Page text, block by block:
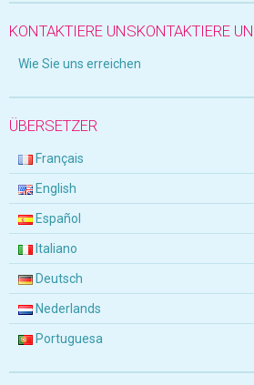
KONTAKTIERE UNSKONTAKTIERE
Wie Sie uns erreichen
ÜBERSETZER
Français
English
Español
Italiano
Deutsch
Nederlands
Portuguesa